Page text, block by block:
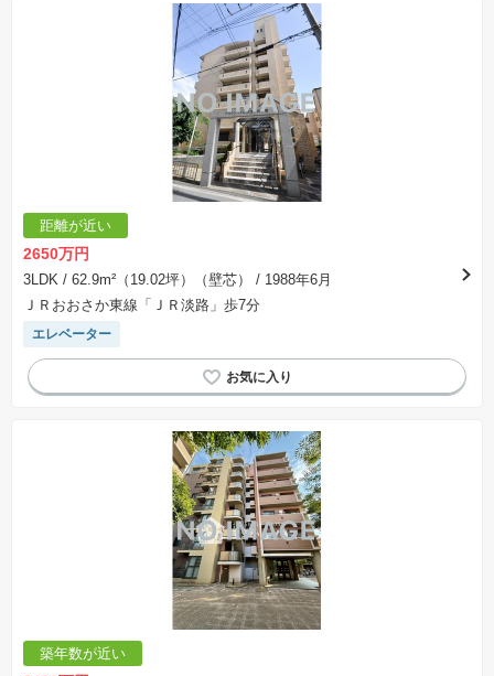
距離が近い
2650万円
3LDK / 62.9m²（19.02坪）（壁芯）
/ 1988年6月
ＪＲおおさか東線「ＪＲ淡路」歩7分
エレベーター
築年数が近い